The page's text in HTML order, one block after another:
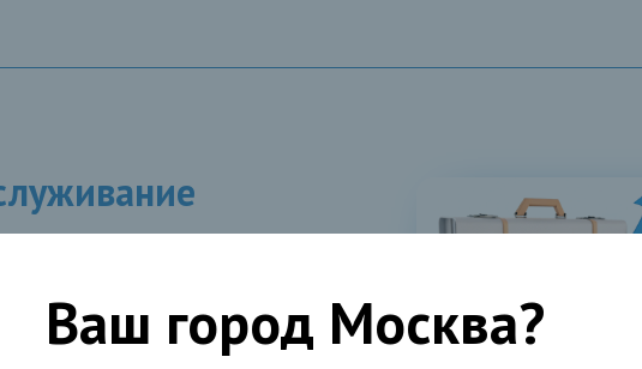
бумагами на фондовом рынке
Ваш город Москва?